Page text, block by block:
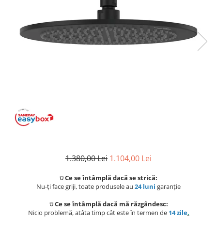
Sisteme de dus incastrate
Accesorii dus
Clapete de actionare
Capace WC
1.380,00 Lei 1.104,00 Lei
⛉ Ce se întâmplă dacă se strică:
Nu-ți face griji, toate produsele au 24 luni garanție
⛉ Ce se întâmplă dacă mă răzgândesc:
Nicio problemă, atâta timp cât este în termen de 14 zile.